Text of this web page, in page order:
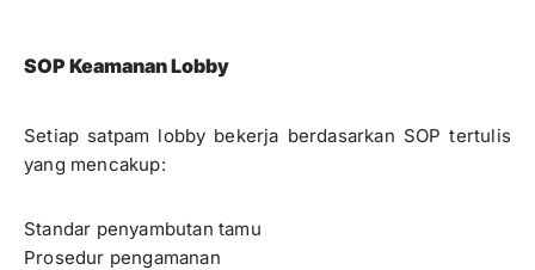
SOP Keamanan Lobby
Setiap satpam lobby bekerja berdasarkan SOP tertulis
yang mencakup:
Standar penyambutan tamu
Prosedur pengamanan